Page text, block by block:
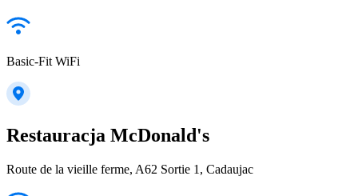
Basic-Fit WiFi
Restauracja McDonald's
Route de la vieille ferme, A62 Sortie 1, Cadaujac